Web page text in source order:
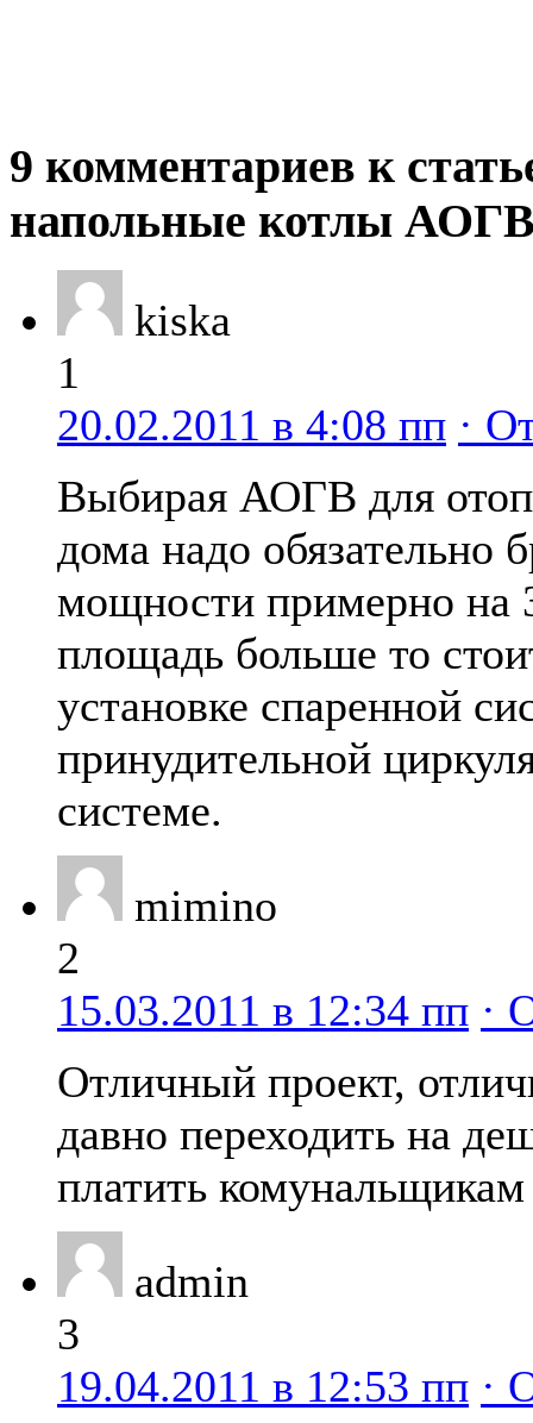
9 комментариев к
напольные котлы
kiska
1
20.02.2011 в 4:08 пп ·
Выбирая АОГВ для
дома надо обязательно
мощности примерно на
площадь больше то
установке спаренной
принудительной
системе.
mimino
2
15.03.2011 в 12:34 пп ·
Отличный проект,
давно переходить на
платить
admin
3
19.04.2011 в 12:53 пп ·